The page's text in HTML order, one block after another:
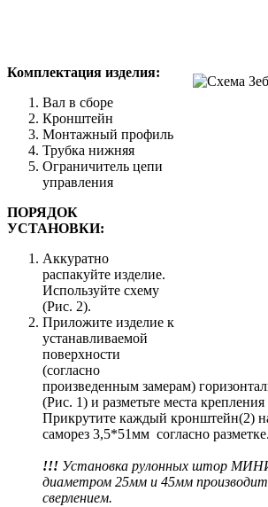
Комплектация изделия:
Вал в сборе
Кронштейн
Монтажный профиль
Трубка нижняя
Ограничитель цепи
управления
ПОРЯДОК
УСТАНОВКИ:
Аккуратно
распакуйте изделие.
Используйте схему
(Рис. 2).
Приложите изделие к
устанавливаемой
поверхности
(согласно
произведенным замерам)
(Рис. 1) и разметьте места
Прикрутите каждый кронштейн(2)
саморез 3,5*51мм согласно разметке.
!!! Установка рулонных штор
диаметром 25мм и 45мм
сверлением.